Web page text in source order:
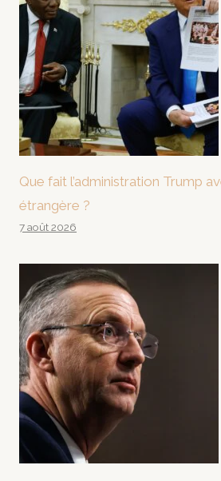
Que fait l’administration Trump
étrangère ?
7 août 2026